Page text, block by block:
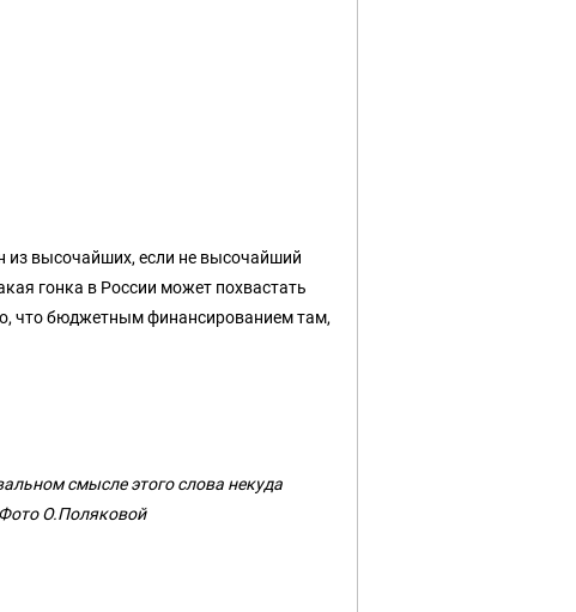
из высочайших, если не высочайший
гонка в России может похвастать
что бюджетным финансированием там,
смысле этого слова некуда
О.Поляковой